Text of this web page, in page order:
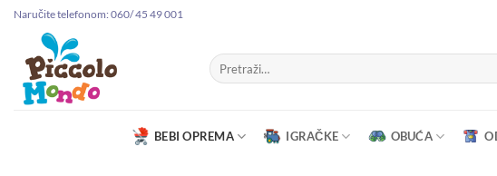
Preskoči
sadržaj
Naručite telefonom: 060/ 45 49 001
Pretraga
za:
BEBI OPREMA IGRAČKE OBUĆA